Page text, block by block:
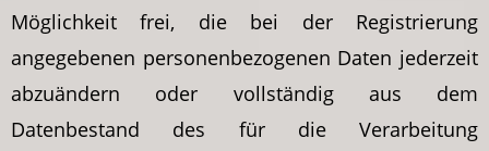
Möglichkeit frei, die bei der Registrierung
angegebenen personenbezogenen Daten jederzeit
abzuändern oder vollständig aus dem
Datenbestand des für die Verarbeitung